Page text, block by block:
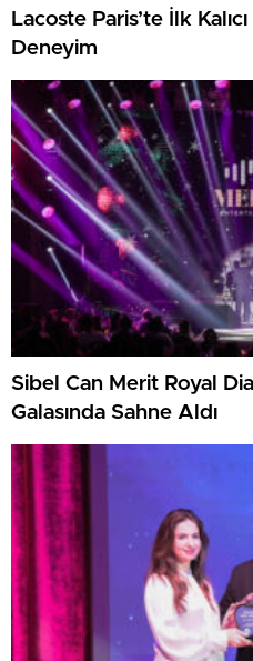
Lacoste Paris’te İlk
Deneyim
Sibel Can Merit Royal
Galasında Sahne Aldı